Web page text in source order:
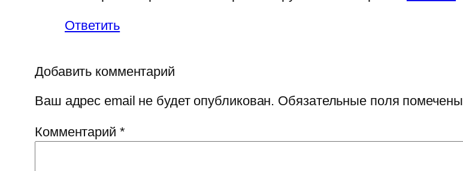
Ответить
Добавить комментарий
Ваш адрес email не будет опубликован. Обязательные поля помечены
Комментарий *